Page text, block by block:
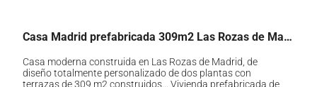
Casa Madrid prefabricada 309m2 Las Rozas de Madrid
Casa moderna construida en Las Rozas de Madrid, de
diseño totalmente personalizado de dos plantas con
terrazas de 309 m2 construidos... Vivienda prefabricada de